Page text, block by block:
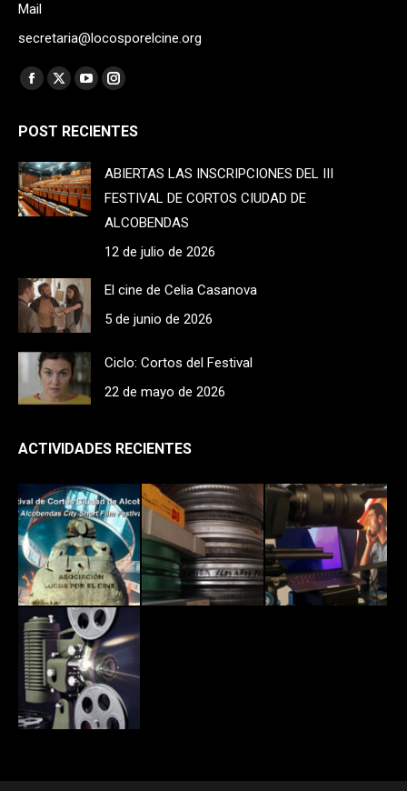
Mail
secretaria@locosporelcine.org
Find us on:
Facebook
opens
in
new
window
X
opens
in
new
window
YouTube
opens
in
new
window
Instagram
opens
new
window
POST RECIENTES
ABIERTAS LAS INSCRIPCIONES DEL III
FESTIVAL DE CORTOS CIUDAD DE
ALCOBENDAS
12 de julio de 2026
El cine de Celia Casanova
5 de junio de 2026
Ciclo: Cortos del Festival
22 de mayo de 2026
ACTIVIDADES RECIENTES